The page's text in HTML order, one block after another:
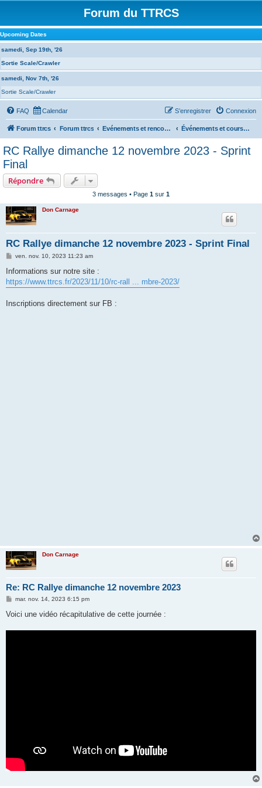
Forum du TTRCS
Upcoming Dates
samedi, Sep 19th, '26
Sortie Scale/Crawler
samedi, Nov 7th, '26
Sortie Scale/Crawler
FAQ Calendar Connexion
S’enregistrer
Forum ttrcs Forum ttrcs Evénements et rencontres Événements et courses à la GRENOUILLERE
RC Rallye dimanche 12 novembre 2023 - Sprint
Final
Répondre
3 messages • Page 1 sur 1
Don Carnage
RC Rallye dimanche 12 novembre 2023 - Sprint Final
M
s
a
ven. nov. 10, 2023 11:23 am
Informations sur notre site :
https://www.ttrcs.fr/2023/11/10/rc-rall ... mbre-2023/
Inscriptions directement sur FB :
Don Carnage
Re: RC Rallye dimanche 12 novembre 2023
M
s
mar. nov. 14, 2023 6:15 pm
Voici une vidéo récapitulative de cette journée :